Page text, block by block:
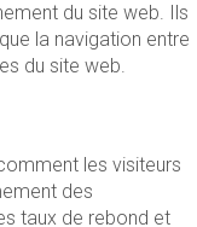
du site web. Ils
la navigation entre
du site web.
les visiteurs
des
taux de rebond et